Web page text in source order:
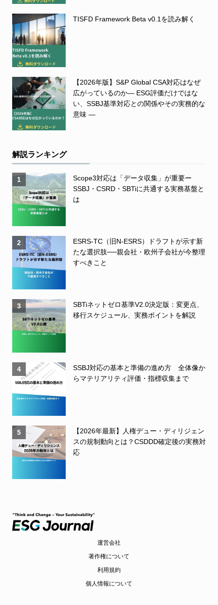
TISFD Framework Beta v0.1を読み解く
【2026年版】S&P Global CSA対応はなぜ
広がっているのか― ESG評価だけではな
い、SSBJ基準対応との関係やその実務的な
意味 ―
解説ランキング
1
Scope3対応は「データ収集」が重要ー
SSBJ・CSRD・SBTiに共通する実務基盤と
は
2
ESRS-TC（旧N-ESRS）ドラフトが示す新
たな選択肢──親会社・欧州子会社が今整理
すべきこと
3
SBTiネットゼロ基準V2.0決定版：変更点、
移行スケジュール、実務ポイントを解説
4
SSBJ対応の基本と準備の進め方 全体像か
らマテリアリティ評価・指標収集まで
5
【2026年最新】人権デュー・ディリジェン
スの規制動向とは？CSDDD確定後の実務対
応
運営会社
著作権について
利用規約
個人情報について